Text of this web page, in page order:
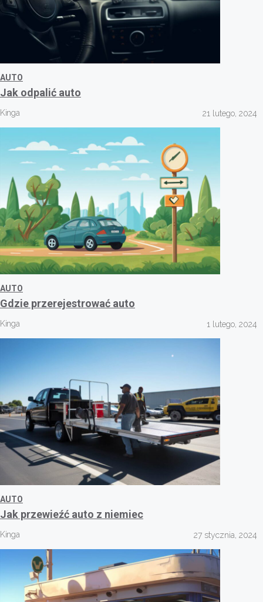
AUTO
Jak odpalić auto
Kinga 21 lutego, 2024
AUTO
Gdzie przerejestrować auto
Kinga 1 lutego, 2024
AUTO
Jak przewieźć auto z niemiec
Kinga 27 stycznia, 2024